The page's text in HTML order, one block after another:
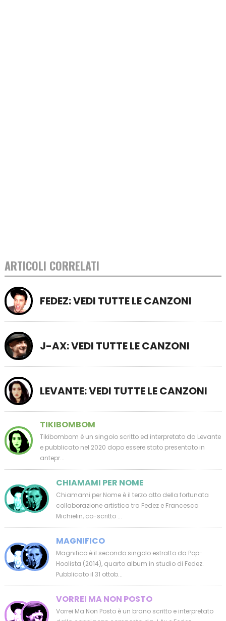
ARTICOLI CORRELATI
FEDEZ: VEDI TUTTE LE CANZONI
J-AX: VEDI TUTTE LE CANZONI
LEVANTE: VEDI TUTTE LE CANZONI
TIKIBOMBOM
Tikibombom è un singolo scritto ed interpretato da Levante
e pubblicato nel 2020 dopo essere stato presentato in
antepr...
CHIAMAMI PER NOME
Chiamami per Nome è il terzo atto della fortunata
collaborazione artistica tra Fedez e Francesca
Michielin, co-scritto ...
MAGNIFICO
Magnifico è il secondo singolo estratto da Pop-
Hoolista (2014), quarto album in studio di Fedez.
Pubblicato il 31 ottob...
VORREI MA NON POSTO
Vorrei Ma Non Posto è un brano scritto e interpretato